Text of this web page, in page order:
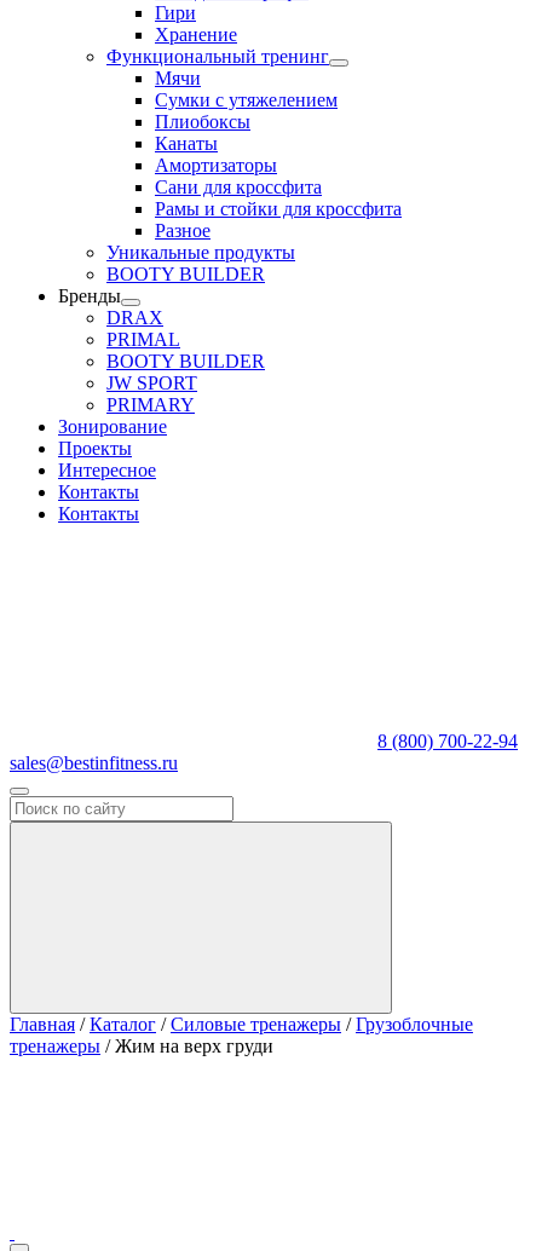
Гири
Хранение
Функциональный тренинг
Мячи
Сумки с утяжелением
Плиобоксы
Канаты
Амортизаторы
Сани для кроссфита
Рамы и стойки для кроссфита
Разное
Уникальные продукты
BOOTY BUILDER
Бренды
DRAX
PRIMAL
BOOTY BUILDER
JW SPORT
PRIMARY
Зонирование
Проекты
Интересное
Контакты
Контакты
8 (800) 700-22-94
sales@bestinfitness.ru
Главная / Каталог / Силовые тренажеры / Грузоблочные
тренажеры / Жим на верх груди